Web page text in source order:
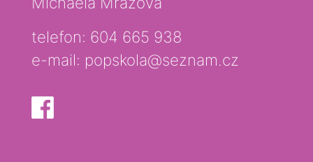
telefon: 604 665 938
e-mail: popskola@seznam.cz